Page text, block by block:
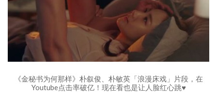
《金秘书为何那样》朴叙俊、朴敏英「浪漫床戏」片段，在
Youtube点击率破亿！现在看也是让人脸红心跳♥